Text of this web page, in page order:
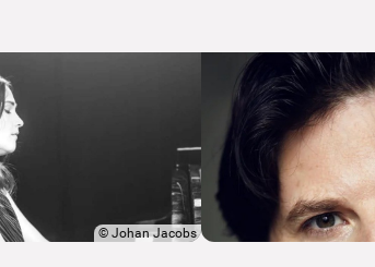
©Johan Jacobs